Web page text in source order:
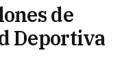
de
Deportiva